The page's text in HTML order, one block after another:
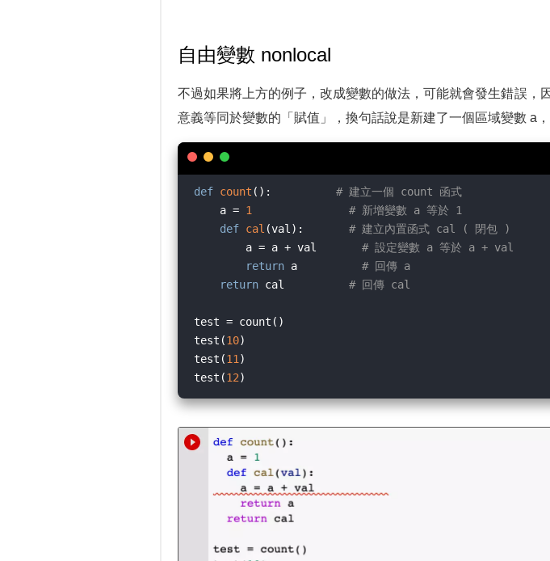
自由變數 nonlocal
不過如果將上方的例子，改成變數的做法，可能就會發生錯誤，
意義等同於變數的「賦值」，換句話說是新建了一個區域變數 a
def count ():
# 建立一個 count 函式
    a =
1
# 新增變數 a 等於 1
def cal (val ):
# 建立內置函式 cal ( 閉包 )
        a = a + val
# 設定變數 a 等於 a + val
return a # 回傳 a
return cal # 回傳 cal
test = count()
test(10)
test(11 )
test(12